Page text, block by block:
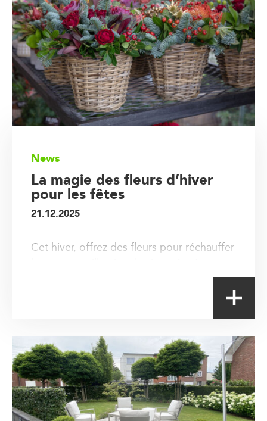
News
La magie des fleurs d’hiver
pour les fêtes
21.12.2025
Cet hiver, offrez des fleurs pour réchauffer